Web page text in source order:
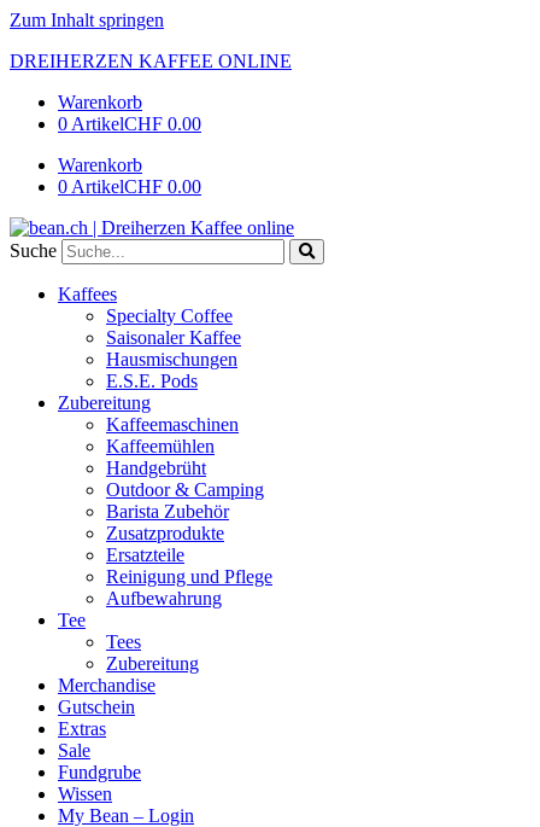
Zum Inhalt springen
DREIHERZEN KAFFEE ONLINE
Warenkorb
0 ArtikelCHF 0.00
Warenkorb
0 ArtikelCHF 0.00
Suche
Kaffees
Specialty Coffee
Saisonaler Kaffee
Hausmischungen
E.S.E. Pods
Zubereitung
Kaffeemaschinen
Kaffeemühlen
Handgebrüht
Outdoor & Camping
Barista Zubehör
Zusatzprodukte
Ersatzteile
Reinigung und Pflege
Aufbewahrung
Tee
Tees
Zubereitung
Merchandise
Gutschein
Extras
Sale
Fundgrube
Wissen
My Bean – Login